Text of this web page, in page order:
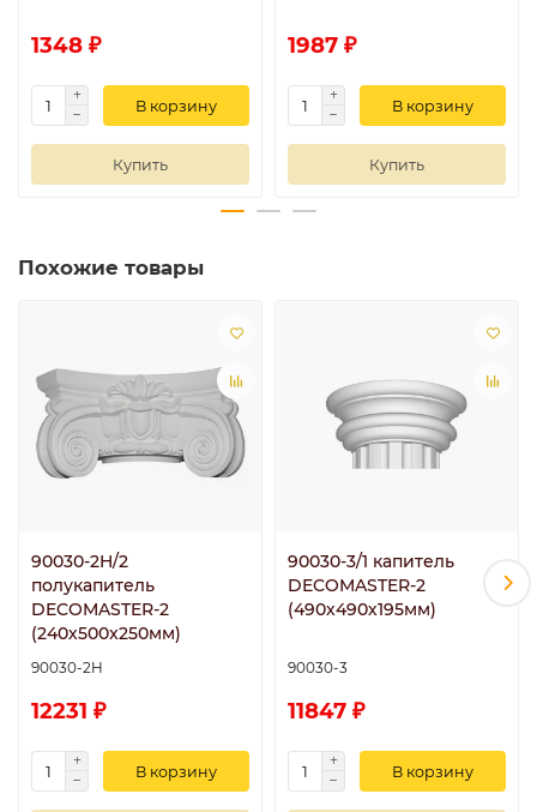
1348 ₽
В корзину
Купить
1987 ₽
В корзину
Купить
Похожие товары
90030-2H/2
полукапитель
DECOMASTER-2
(240х500x250мм)
90030-2H
12231 ₽
В корзину
90030-3/1 капитель
DECOMASTER-2
(490х490х195мм)
90030-3
11847 ₽
В корзину